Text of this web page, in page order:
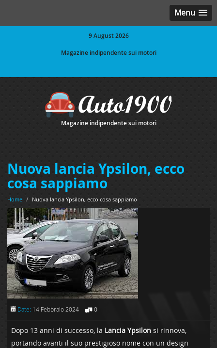
Menu
9 August 2026
Magazine indipendente sui motori
Magazine indipendente sui motori
Nuova lancia Ypsilon, ecco
cosa sappiamo
Home / Nuova lancia Ypsilon, ecco cosa sappiamo
Date: 14 Febbraio 2024 0
Dopo 13 anni di successo, la Lancia Ypsilon si rinnova,
portando avanti il suo prestigioso nome con un design